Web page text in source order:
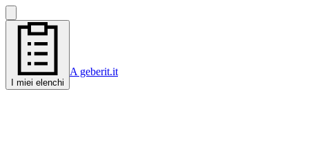
I miei elenchi
A geberit.it